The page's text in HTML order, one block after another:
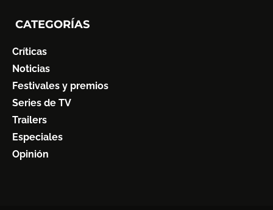
CATEGORÍAS
Críticas
Noticias
Festivales y premios
Series de TV
Trailers
Especiales
Opinión